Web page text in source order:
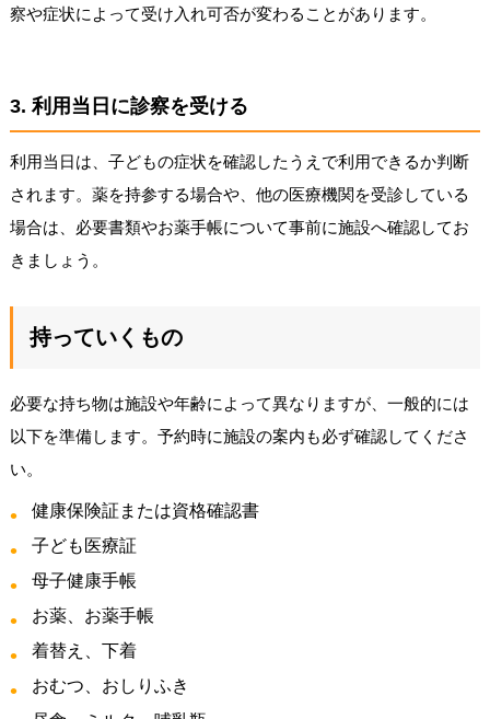
察や症状によって受け入れ可否が変わることがあります。
3. 利用当日に診察を受ける
利用当日は、子どもの症状を確認したうえで利用できるか判断
されます。薬を持参する場合や、他の医療機関を受診している
場合は、必要書類やお薬手帳について事前に施設へ確認してお
きましょう。
持っていくもの
必要な持ち物は施設や年齢によって異なりますが、一般的には
以下を準備します。予約時に施設の案内も必ず確認してくださ
い。
健康保険証または資格確認書
子ども医療証
母子健康手帳
お薬、お薬手帳
着替え、下着
おむつ、おしりふき